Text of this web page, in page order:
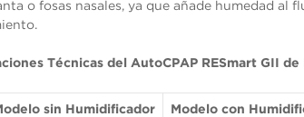
o fosas nasales, ya que añade humedad al
Técnicas del AutoCPAP RESmart GII de
sin Humidificador Modelo con
que
la
web, en